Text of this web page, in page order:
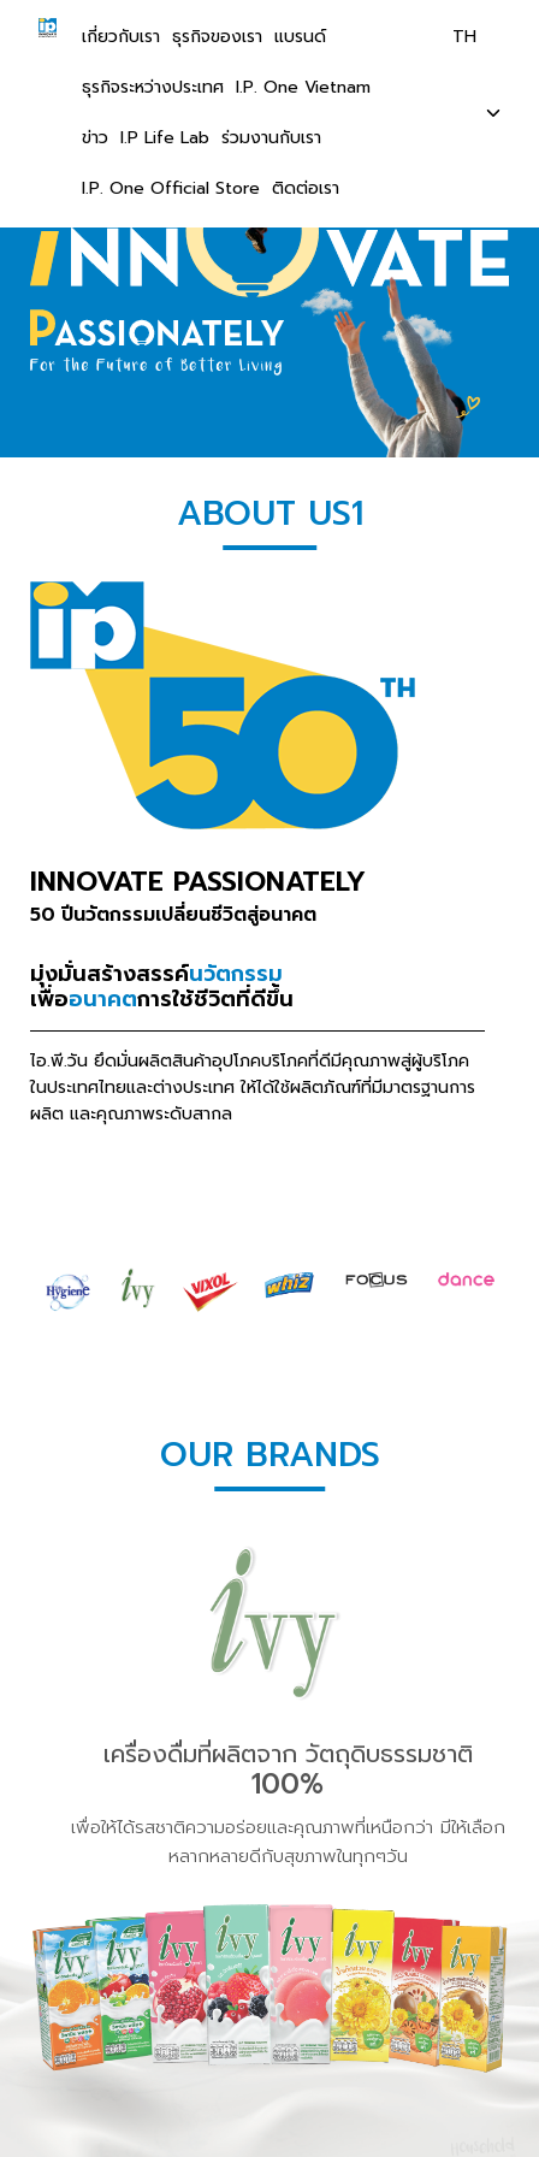
เกี่ยวกับเรา ธุรกิจของเรา แบรนด์
ธุรกิจระหว่างประเทศ I.P. One Vietnam
ข่าว I.P Life Lab ร่วมงานกับเรา
I.P. One Official Store ติดต่อเรา
TH
ABOUT US1
INNOVATE PASSIONATELY
50 ปีนวัตกรรมเปลี่ยนชีวิตสู่อนาคต
มุ่งมั่นสร้างสรรค์นวัตกรรม
เพื่ออนาคตการใช้ชีวิตที่ดีขึ้น
ไอ.พี.วัน ยึดมั่นผลิตสินค้าอุปโภคบริโภคที่ดีมีคุณภาพสู่ผู้บริโภค
ในประเทศไทยและต่างประเทศ ให้ได้ใช้ผลิตภัณฑ์ที่มีมาตรฐานการ
ผลิต และคุณภาพระดับสากล
OUR BRANDS
เครื่องดื่มที่ผลิตจาก วัตถุดิบธรรมชาติ
100%
เพื่อให้ได้รสชาติความอร่อยและคุณภาพที่เหนือกว่า มีให้เลือก
หลากหลายดีกับสุขภาพในทุกๆวัน